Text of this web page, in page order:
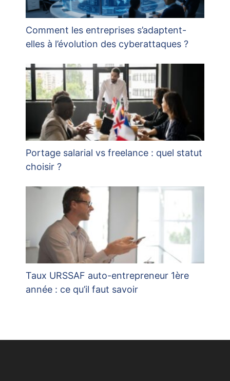
Comment les entreprises s’adaptent-
elles à l’évolution des cyberattaques ?
Portage salarial vs freelance : quel statut
choisir ?
Taux URSSAF auto-entrepreneur 1ère
année : ce qu’il faut savoir